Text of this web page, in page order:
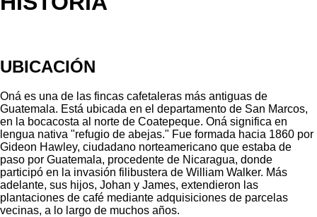
UBICACIÓN
Oná es una de las fincas cafetaleras más antiguas de
Guatemala. Está ubicada en el departamento de San Marcos,
en la bocacosta al norte de Coatepeque. Oná significa en
lengua nativa "refugio de abejas." Fue formada hacia 1860 por
Gideon Hawley, ciudadano norteamericano que estaba de
paso por Guatemala, procedente de Nicaragua, donde
participó en la invasión filibustera de William Walker. Más
adelante, sus hijos, Johan y James, extendieron las
plantaciones de café mediante adquisiciones de parcelas
vecinas, a lo largo de muchos años.